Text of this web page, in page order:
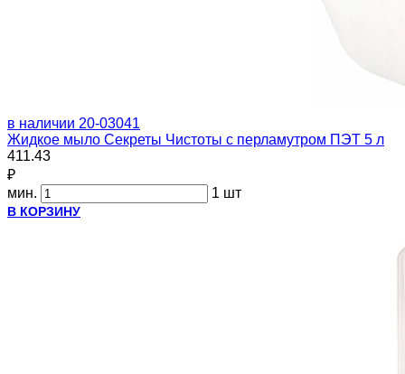
в наличии 20-03041
Жидкое мыло Секреты Чистоты с перламутром ПЭТ 5 л
411.43
₽
мин.
1 шт
В КОРЗИНУ